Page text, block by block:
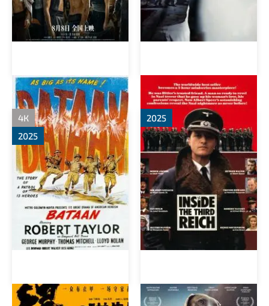
Батаан Внутри Третьего рейха
Городок Гэчжи
4К
2025
Каруза
2025